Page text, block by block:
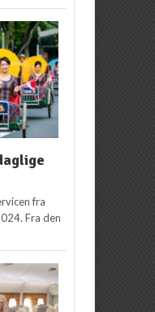
fra
Fra den